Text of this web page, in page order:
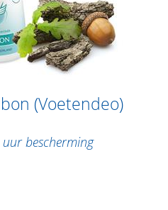
(Voetendeo)
bescherming